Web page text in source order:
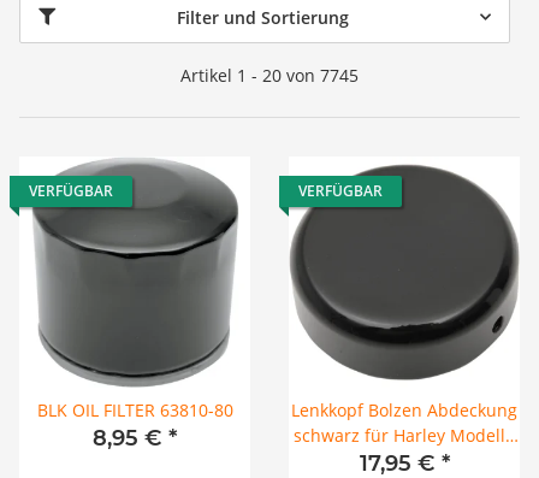
Filter und Sortierung
Artikel 1 - 20 von 7745
VERFÜGBAR
BLK OIL FILTER 63810-80
8,95 € *
VERFÜGBAR
Lenkkopf Bolzen Abdeckung
schwarz für Harley Modelle
mit 39mm Gabel
17,95 € *